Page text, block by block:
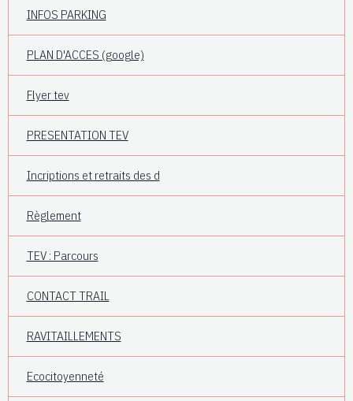
INFOS PARKING
PLAN D'ACCES (google)
Flyer tev
PRESENTATION TEV
Incriptions et retraits des d
Règlement
TEV : Parcours
CONTACT TRAIL
RAVITAILLEMENTS
Ecocitoyenneté